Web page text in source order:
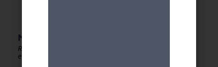
MDA GENEVE - ACTIVITES 50+
Rester en forme, créatif
et autonome après 50 ans !